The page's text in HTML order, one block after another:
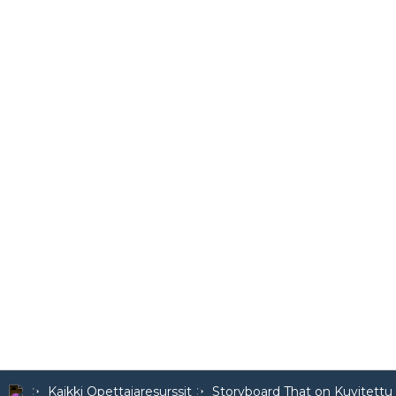
Kaikki Opettajaresurssit Storyboard That on Kuvitettu